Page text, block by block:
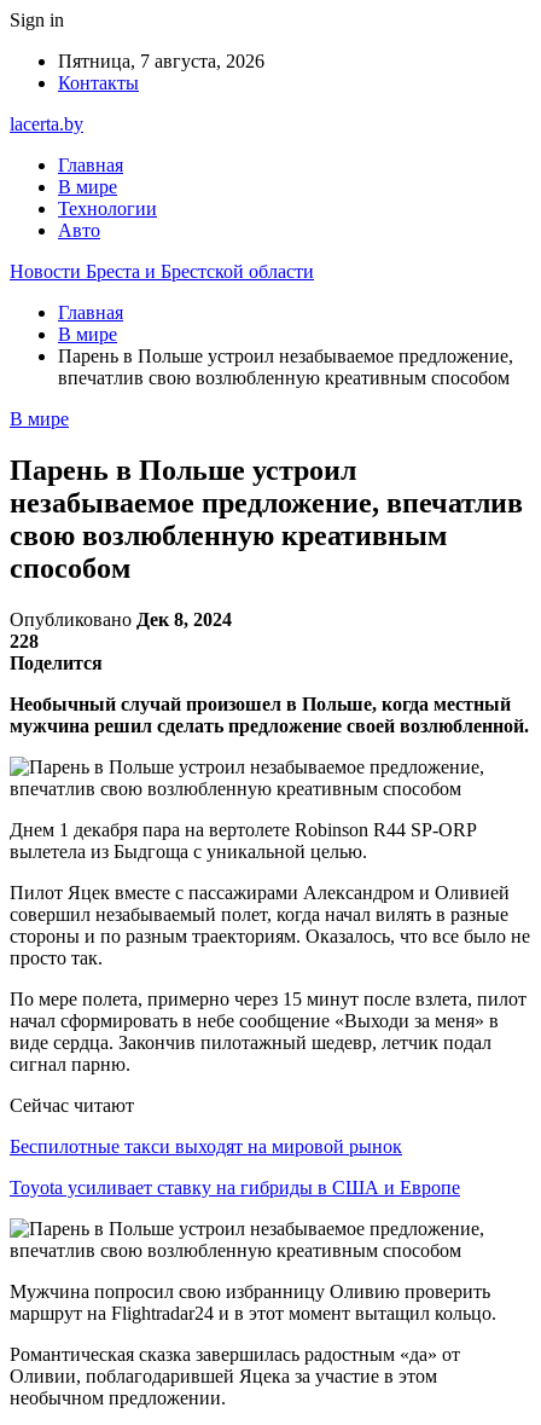
Sign in
Пятница, 7 августа, 2026
Контакты
lacerta.by
Главная
В мире
Технологии
Авто
Новости Бреста и Брестской области
Главная
В мире
Парень в Польше устроил незабываемое предложение,
впечатлив свою возлюбленную креативным способом
В мире
Парень в Польше устроил
незабываемое предложение, впечатлив
свою возлюбленную креативным
способом
Опубликовано Дек 8, 2024
228
Поделится
Необычный случай произошел в Польше, когда местный
мужчина решил сделать предложение своей возлюбленной.
Днем 1 декабря пара на вертолете Robinson R44 SP-ORP
вылетела из Быдгоща с уникальной целью.
Пилот Яцек вместе с пассажирами Александром и Оливией
совершил незабываемый полет, когда начал вилять в разные
стороны и по разным траекториям. Оказалось, что все было не
просто так.
По мере полета, примерно через 15 минут после взлета, пилот
начал сформировать в небе сообщение «Выходи за меня» в
виде сердца. Закончив пилотажный шедевр, летчик подал
сигнал парню.
Сейчас читают
Беспилотные такси выходят на мировой рынок
Toyota усиливает ставку на гибриды в США и Европе
Мужчина попросил свою избранницу Оливию проверить
маршрут на Flightradar24 и в этот момент вытащил кольцо.
Романтическая сказка завершилась радостным «да» от
Оливии, поблагодарившей Яцека за участие в этом
необычном предложении.